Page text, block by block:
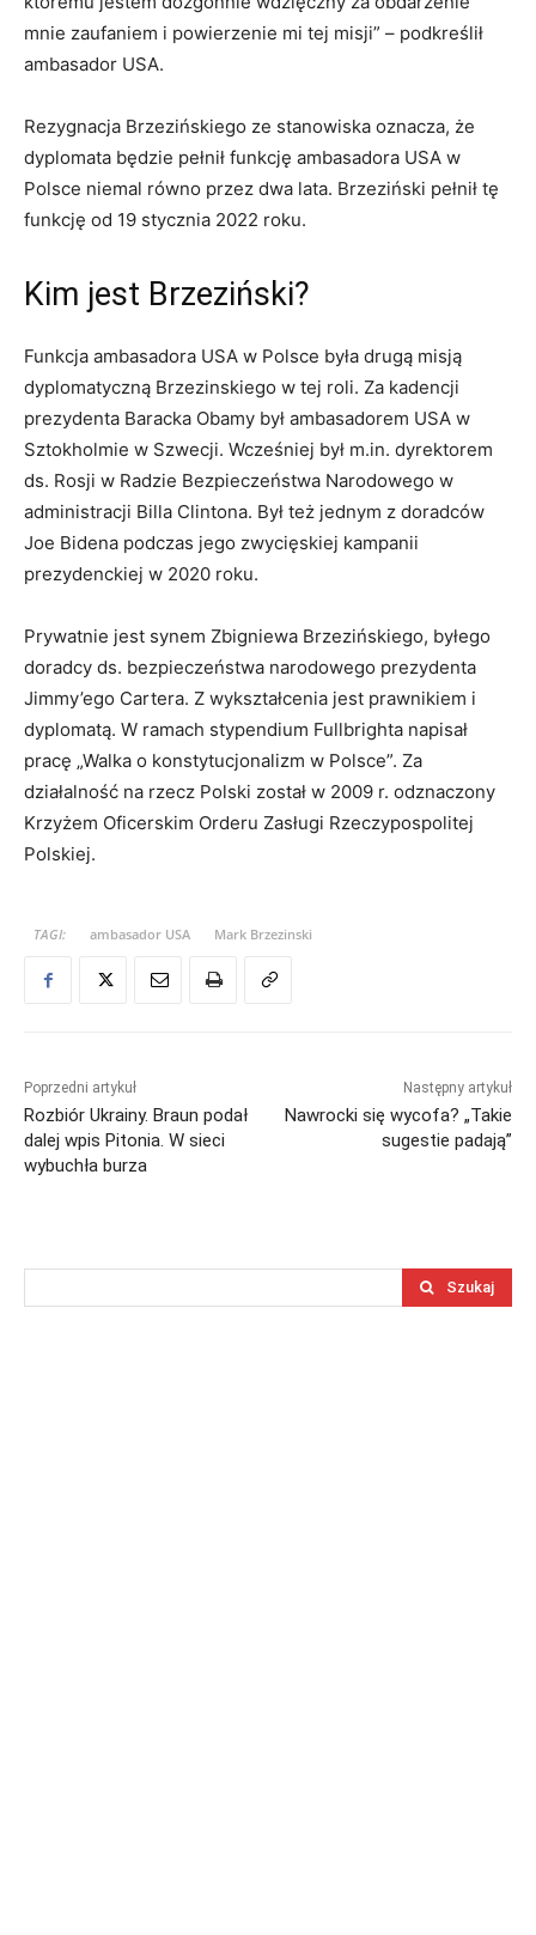
mnie zaufaniem i powierzenie mi tej misji” – podkreślił
ambasador USA.
Rezygnacja Brzezińskiego ze stanowiska oznacza, że
dyplomata będzie pełnił funkcję ambasadora USA w
Polsce niemal równo przez dwa lata. Brzeziński pełnił tę
funkcję od 19 stycznia 2022 roku.
Kim jest Brzeziński?
Funkcja ambasadora USA w Polsce była drugą misją
dyplomatyczną Brzezinskiego w tej roli. Za kadencji
prezydenta Baracka Obamy był ambasadorem USA w
Sztokholmie w Szwecji. Wcześniej był m.in. dyrektorem
ds. Rosji w Radzie Bezpieczeństwa Narodowego w
administracji Billa Clintona. Był też jednym z doradców
Joe Bidena podczas jego zwycięskiej kampanii
prezydenckiej w 2020 roku.
Prywatnie jest synem Zbigniewa Brzezińskiego, byłego
doradcy ds. bezpieczeństwa narodowego prezydenta
Jimmy’ego Cartera. Z wykształcenia jest prawnikiem i
dyplomatą. W ramach stypendium Fullbrighta napisał
pracę „Walka o konstytucjonalizm w Polsce”. Za
działalność na rzecz Polski został w 2009 r. odznaczony
Krzyżem Oficerskim Orderu Zasługi Rzeczypospolitej
Polskiej.
TAGI: ambasador USA Mark Brzezinski
Poprzedni artykuł
Rozbiór Ukrainy. Braun podał
dalej wpis Pitonia. W sieci
wybuchła burza
Następny artykuł
Nawrocki się wycofa? „Takie
sugestie padają”
Szukaj